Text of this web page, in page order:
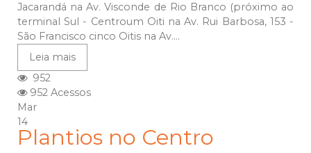
Jacarandá na Av. Visconde de Rio Branco (próximo ao
terminal Sul - Centroum Oiti na Av. Rui Barbosa, 153 -
São Francisco cinco Oitis na Av....
Leia mais
952
952 Acessos
Mar
14
Plantios no Centro